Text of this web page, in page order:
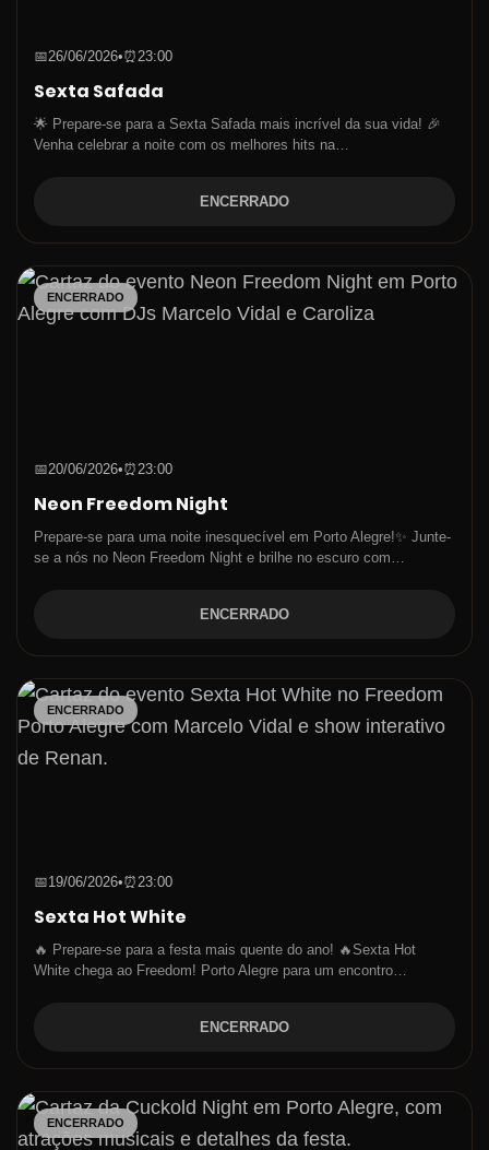
📅26/06/2026•⏰23:00
Sexta Safada
🌟 Prepare-se para a Sexta Safada mais incrível da sua vida! 🎉
Venha celebrar a noite com os melhores hits na…
ENCERRADO
ENCERRADO
📅20/06/2026•⏰23:00
Neon Freedom Night
Prepare-se para uma noite inesquecível em Porto Alegre!✨ Junte-
se a nós no Neon Freedom Night e brilhe no escuro com…
ENCERRADO
ENCERRADO
📅19/06/2026•⏰23:00
Sexta Hot White
🔥 Prepare-se para a festa mais quente do ano! 🔥Sexta Hot
White chega ao Freedom! Porto Alegre para um encontro…
ENCERRADO
ENCERRADO